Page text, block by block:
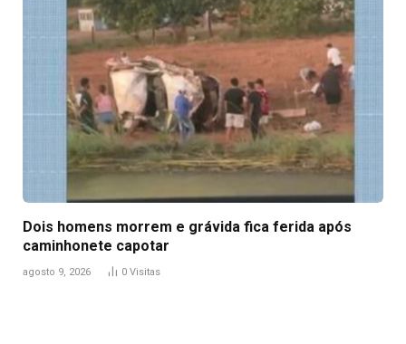
Dois homens morrem e grávida fica ferida após
caminhonete capotar
agosto 9, 2026 0 Visitas